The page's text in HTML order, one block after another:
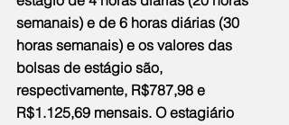
semanais) e de 6 horas diárias (30
horas semanais) e os valores das
bolsas de estágio são,
respectivamente, R$787,98 e
R$1.125,69 mensais. O estagiário